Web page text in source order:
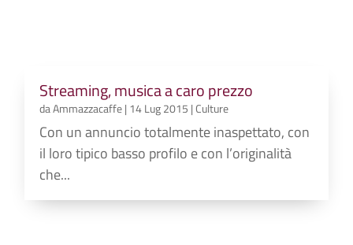
Streaming, musica a caro prezzo
daAmmazzacaffe| 14 Lug 2015 |Culture
Con un annuncio totalmente inaspettato, con
il loro tipico basso profilo e con l’originalità
che...